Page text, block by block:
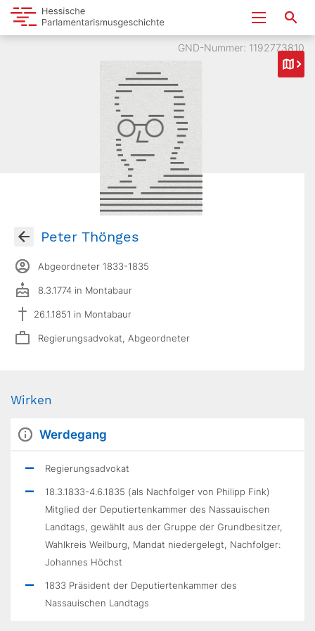
GND-Nummer: 1192773810
Peter Thönges
Abgeordneter 1833-1835
8.3.1774 in Montabaur
26.1.1851 in Montabaur
Regierungsadvokat, Abgeordneter
Wirken
Werdegang
Regierungsadvokat
18.3.1833-4.6.1835 (als Nachfolger von Philipp Fink)
Mitglied der Deputiertenkammer des Nassauischen
Landtags, gewählt aus der Gruppe der Grundbesitzer,
Wahlkreis Weilburg, Mandat niedergelegt, Nachfolger:
Johannes Höchst
1833 Präsident der Deputiertenkammer des
Nassauischen Landtags